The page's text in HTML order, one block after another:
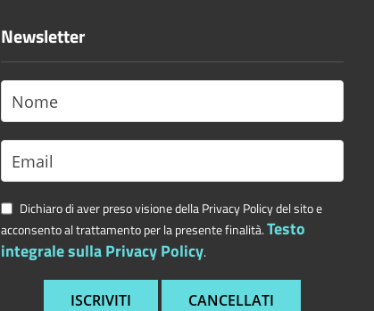
Newsletter
Dichiaro di aver preso visione della Privacy Policy del sito e
acconsento al trattamento per la presente finalità.Testo
integrale sulla Privacy Policy.